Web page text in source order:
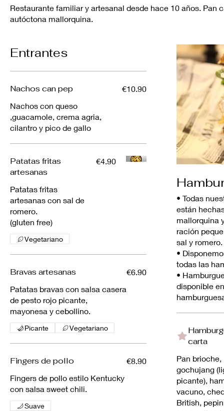
Restaurante familiar y artesanal desde hace 10 años.
autóctona mallorquina.
Entrantes
Nachos can pep
Nachos con queso
,guacamole, crema agria,
cilantro y pico de gallo
€10.90
Patatas fritas
artesanas
Patatas fritas
artesanas con sal de
romero.
(gluten free)
€4.90
Vegetariano
Bravas artesanas
Patatas bravas con salsa casera
de pesto rojo picante,
mayonesa y cebollino.
€6.90
Picante Vegetariano
Fingers de pollo
Fingers de pollo estilo Kentucky
con salsa sweet chili.
€8.90
Suave
• Todas
están
mallorquina
ración
sal y romero.
•
todas las
•
disponible
carta
Pan
gochujang
picante),
vacuno,
British,